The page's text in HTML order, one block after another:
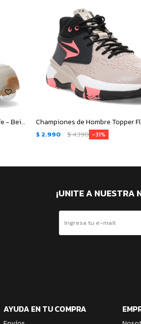
Championes de Hombre Topper Recife - Beige - Marrón
$ 2.990 $4.390 31
AYUDA EN TU COMPRA
¡UNITE A NUESTRA